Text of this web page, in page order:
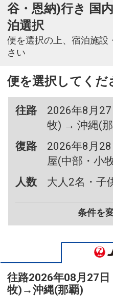
谷・恩納)行き 国
泊選択
便を選択の上、宿泊施設
さい
便を選択してくだ
往路
2026年8月
牧) → 沖縄(
復路
2026年8月
屋(中部・小
人数
大人2名・子
条件を
往路2026年08月27日
牧) →沖縄(那覇)